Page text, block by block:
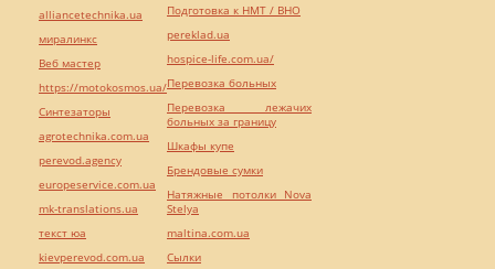
alliancetechnika.ua
миралинкс
Веб мастер
https://motokosmos.ua/
Синтезаторы
agrotechnika.com.ua
perevod.agency
europeservice.com.ua
mk-translations.ua
текст юа
kievperevod.com.ua
Подготовка к НМТ / ВНО
pereklad.ua
hospice-life.com.ua/
Перевозка больных
Перевозка лежачих
больных за границу
Шкафы купе
Брендовые сумки
Натяжные потолки Nova
Stelya
maltina.com.ua
Cылки